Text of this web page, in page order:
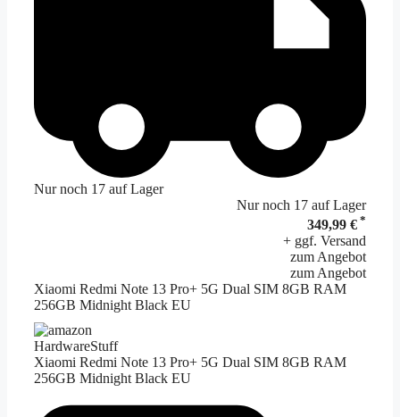
Nur noch 17 auf Lager
Nur noch 17 auf Lager
349,99 € *
+ ggf. Versand
zum Angebot
zum Angebot
Xiaomi Redmi Note 13 Pro+ 5G Dual SIM 8GB RAM
256GB Midnight Black EU
HardwareStuff
Xiaomi Redmi Note 13 Pro+ 5G Dual SIM 8GB RAM
256GB Midnight Black EU